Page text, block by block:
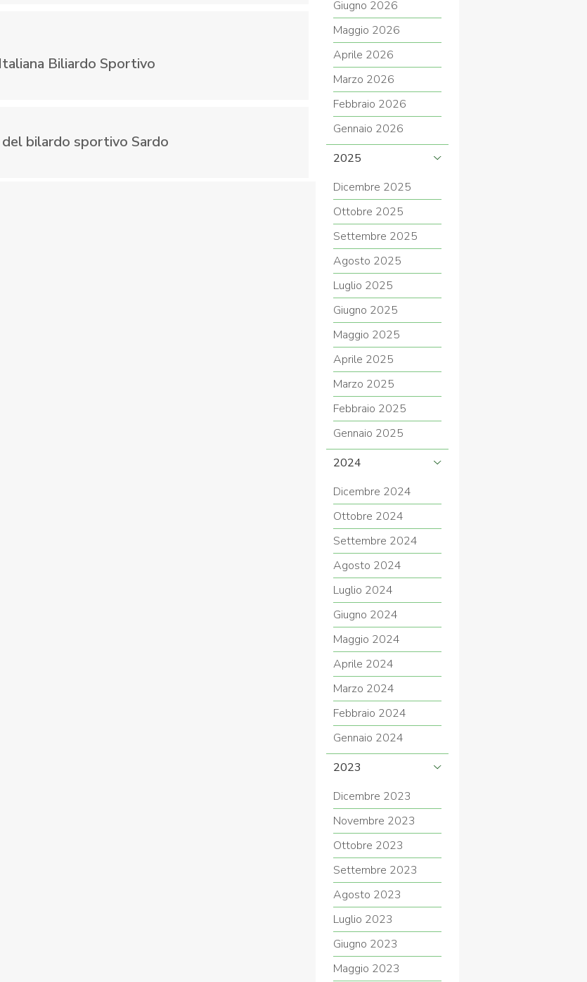
STUDI E
COVID-19
Link Federazione Trasparente
Biliardo Sportivo
bilardo sportivo Sardo
Giugno 2026
Maggio 2026
Aprile 2026
Marzo 2026
Febbraio 2026
Gennaio 2026
2025
Dicembre 2025
Ottobre 2025
Settembre 2025
Agosto 2025
Luglio 2025
Giugno 2025
Maggio 2025
Aprile 2025
Marzo 2025
Febbraio 2025
Gennaio 2025
2024
Dicembre 2024
Ottobre 2024
Settembre 2024
Agosto 2024
Luglio 2024
Giugno 2024
Maggio 2024
Aprile 2024
Marzo 2024
Febbraio 2024
Gennaio 2024
2023
Dicembre 2023
Novembre 2023
Ottobre 2023
Settembre 2023
Agosto 2023
Luglio 2023
Giugno 2023
Maggio 2023